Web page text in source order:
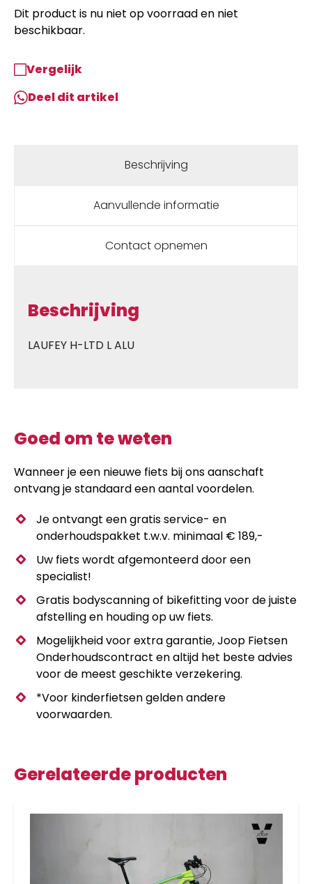
Dit product is nu niet op voorraad en niet
beschikbaar.
Vergelijk
Deel dit artikel
Beschrijving
Aanvullende informatie
Contact opnemen
Beschrijving
LAUFEY H-LTD L ALU
Goed om te weten
Wanneer je een nieuwe fiets bij ons aanschaft
ontvang je standaard een aantal voordelen.
Je ontvangt een gratis service- en
onderhoudspakket t.w.v. minimaal € 189,-
Uw fiets wordt afgemonteerd door een
specialist!
Gratis bodyscanning of bikefitting voor de juiste
afstelling en houding op uw fiets.
Mogelijkheid voor extra garantie, Joop Fietsen
Onderhoudscontract en altijd het beste advies
voor de meest geschikte verzekering.
*Voor kinderfietsen gelden andere
voorwaarden.
Gerelateerde producten